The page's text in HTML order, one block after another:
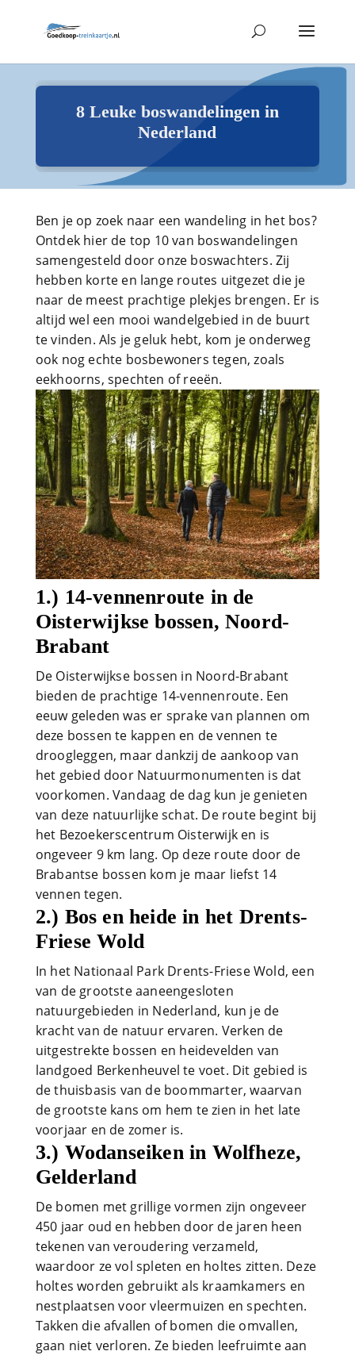
8 Leuke boswandelingen in
Nederland
Ben je op zoek naar een wandeling in het bos?
Ontdek hier de top 10 van boswandelingen
samengesteld door onze boswachters. Zij
hebben korte en lange routes uitgezet die je
naar de meest prachtige plekjes brengen. Er is
altijd wel een mooi wandelgebied in de buurt
te vinden. Als je geluk hebt, kom je onderweg
ook nog echte bosbewoners tegen, zoals
eekhoorns, spechten of reeën.
1.) 14-vennenroute in de
Oisterwijkse bossen, Noord-
Brabant
De Oisterwijkse bossen in Noord-Brabant
bieden de prachtige 14-vennenroute. Een
eeuw geleden was er sprake van plannen om
deze bossen te kappen en de vennen te
droogleggen, maar dankzij de aankoop van
het gebied door Natuurmonumenten is dat
voorkomen. Vandaag de dag kun je genieten
van deze natuurlijke schat. De route begint bij
het Bezoekerscentrum Oisterwijk en is
ongeveer 9 km lang. Op deze route door de
Brabantse bossen kom je maar liefst 14
vennen tegen.
2.) Bos en heide in het Drents-
Friese Wold
In het Nationaal Park Drents-Friese Wold, een
van de grootste aaneengesloten
natuurgebieden in Nederland, kun je de
kracht van de natuur ervaren. Verken de
uitgestrekte bossen en heidevelden van
landgoed Berkenheuvel te voet. Dit gebied is
de thuisbasis van de boommarter, waarvan
de grootste kans om hem te zien in het late
voorjaar en de zomer is.
3.) Wodanseiken in Wolfheze,
Gelderland
De bomen met grillige vormen zijn ongeveer
450 jaar oud en hebben door de jaren heen
tekenen van veroudering verzameld,
waardoor ze vol spleten en holtes zitten. Deze
holtes worden gebruikt als kraamkamers en
nestplaatsen voor vleermuizen en spechten.
Takken die afvallen of bomen die omvallen,
gaan niet verloren. Ze bieden leefruimte aan